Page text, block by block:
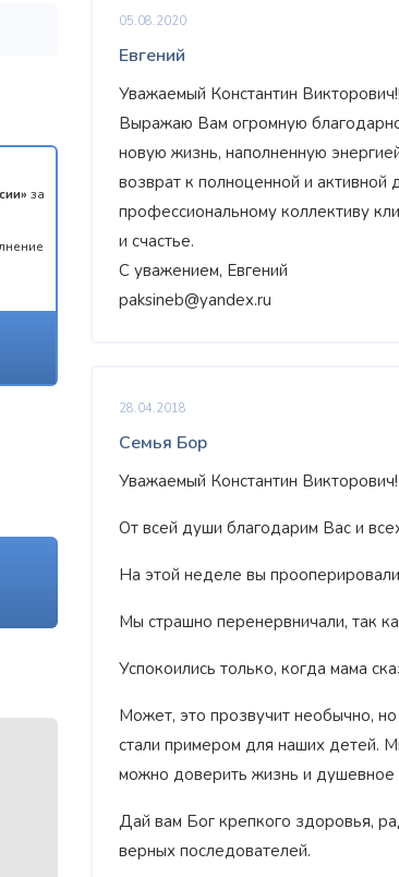
за
Орден«Честь и Слава Великой
Отечеством
05.08.2020
Евгений
Уважаемый Константин
Выражаю Вам огромную
новую жизнь, наполненную
возврат к полноценной и
профессиональному коллективу
и счастье.
С уважением, Евгений
paksineb@yandex.ru
28.04.2018
Семья Бор
Уважаемый Константин Викторович!
От всей души благодарим Вас и
На этой неделе вы
Мы страшно перенервничали, так
Успокоились только, когда мама
Может, это прозвучит необычно,
стали примером для наших детей.
можно доверить жизнь и душевное
Дай вам Бог крепкого здоровья,
верных последователей.